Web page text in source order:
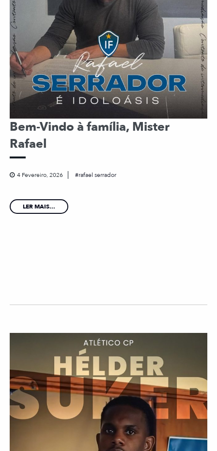
Bem-Vindo à família, Mister
Rafael
4 Fevereiro, 2026 rafael serrador
LER MAIS...